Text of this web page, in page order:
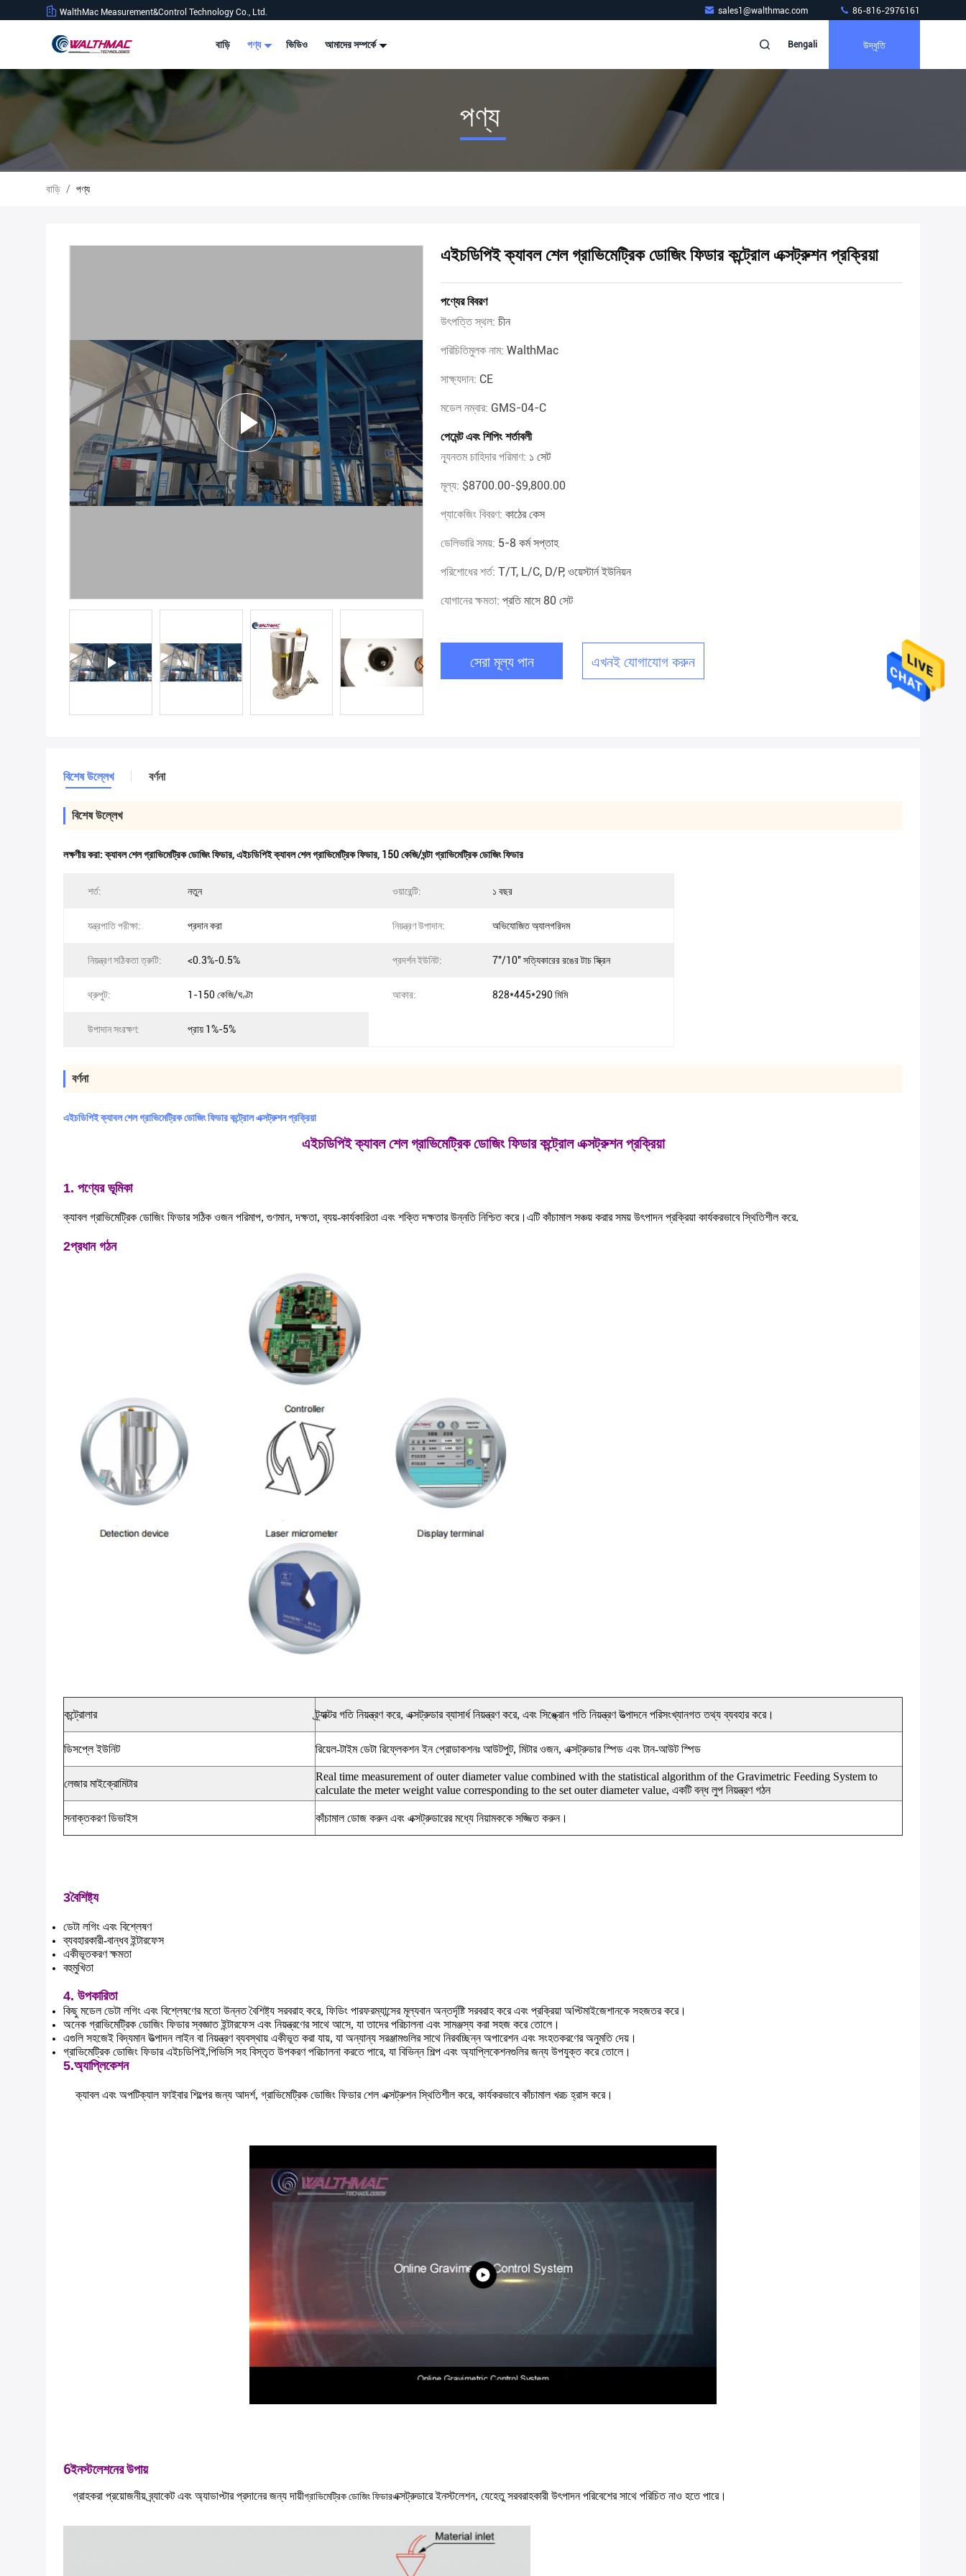
WalthMac Measurement&Control Technology Co., Ltd. sales1@walthmac.com 86-816-2976161
বাড়ি পণ্য ভিডিও আমাদের সম্পর্কে Bengali উদ্ধৃতি
পণ্য
বাড়ি / পণ্য
এইচডিপিই ক্যাবল শেল গ্রাভিমেট্রিক ডোজিং ফিডার কন্ট্রোল এক্সট্রুশন প্রক্রিয়া
পণ্যের বিবরণ
উৎপত্তি স্থল: চীন
পরিচিতিমুলক নাম: WalthMac
সাক্ষ্যদান: CE
মডেল নম্বার: GMS-04-C
পেমেন্ট এবং শিপিং শর্তাবলী
ন্যূনতম চাহিদার পরিমাণ: ১ সেট
মূল্য: $8700.00-$9,800.00
প্যাকেজিং বিবরণ: কাঠের কেস
ডেলিভারি সময়: 5-8 কর্ম সপ্তাহ
পরিশোধের শর্ত: T/T, L/C, D/P, ওয়েস্টার্ন ইউনিয়ন
যোগানের ক্ষমতা: প্রতি মাসে 80 সেট
সেরা মূল্য পান এখনই যোগাযোগ করুন
বিশেষ উল্লেখ বর্ণনা
বিশেষ উল্লেখ
লক্ষণীয় করা:ক্যাবল শেল গ্রাভিমেট্রিক ডোজিং ফিডার,এইচডিপিই ক্যাবল শেল গ্রাভিমেট্রিক ফিডার, 150 কেজি/ঘন্টা গ্রাভিমেট্রিক ডোজিং ফিডার
শর্ত: নতুন ওয়ারেন্টি: ১ বছর
যন্ত্রপাতি পরীক্ষা: প্রদান করা নিয়ন্ত্রণ উপাদান: অভিযোজিত অ্যালগরিদম
নিয়ন্ত্রণ সঠিকতা ত্রুটি: <0.3%-0.5% প্রদর্শন ইউনিট: 7''/10'' সত্যিকারের রঙের টাচ স্ক্রিন
থ্রুপুট: 1-150 কেজি/ঘণ্টা আকার: 828*445*290 মিমি
উপাদান সংরক্ষণ: প্রায় 1%-5%
বর্ণনা
এইচডিপিই ক্যাবল শেল গ্রাভিমেট্রিক ডোজিং ফিডার কন্ট্রোল এক্সট্রুশন প্রক্রিয়া
এইচডিপিই ক্যাবল শেল গ্রাভিমেট্রিক ডোজিং ফিডার কন্ট্রোল এক্সট্রুশন প্রক্রিয়া
1. পণ্যের ভূমিকা
ক্যাবল গ্রাভিমেট্রিক ডোজিং ফিডার সঠিক ওজন পরিমাপ, গুণমান, দক্ষতা, ব্যয়-কার্যকারিতা এবং শক্তি দক্ষতার উন্নতি নিশ্চিত করে।এটি কাঁচামাল সঞ্চয় করার সময় উৎপাদন প্রক্রিয়া কার্যকরভাবে স্থিতিশীল করে.
2প্রধান গঠন
কন্ট্রোলার ট্র্যাক্টর গতি নিয়ন্ত্রণ করে, এক্সট্রুডার ব্যাসার্ধ নিয়ন্ত্রণ করে, এবং সিঙ্ক্রোন গতি নিয়ন্ত্রণ উত্পাদনে পরিসংখ্যানগত তথ্য ব্যবহার করে।
ডিসপ্লে ইউনিট রিয়েল-টাইম ডেটা রিফ্লেকশন ইন প্রোডাকশনঃ আউটপুট, মিটার ওজন, এক্সট্রুডার স্পিড এবং টান-আউট স্পিড
লেজার মাইক্রোমিটার
Real time measurement of outer diameter value combined with the statistical algorithm of the Gravimetric Feeding System to
calculate the meter weight value corresponding to the set outer diameter value, একটি বন্ধ লুপ নিয়ন্ত্রণ গঠন
সনাক্তকরণ ডিভাইস কাঁচামাল ডোজ করুন এবং এক্সট্রুডারের মধ্যে নিয়ামককে সজ্জিত করুন।
3বৈশিষ্ট্য
ডেটা লগিং এবং বিশ্লেষণ
ব্যবহারকারী-বান্ধব ইন্টারফেস
একীভূতকরণ ক্ষমতা
বহুমুখিতা
4. উপকারিতা
কিছু মডেল ডেটা লগিং এবং বিশ্লেষণের মতো উন্নত বৈশিষ্ট্য সরবরাহ করে, ফিডিং পারফরম্যান্সের মূল্যবান অন্তর্দৃষ্টি সরবরাহ করে এবং প্রক্রিয়া অপ্টিমাইজেশানকে সহজতর করে।
অনেক গ্রাভিমেট্রিক ডোজিং ফিডার স্বজ্ঞাত ইন্টারফেস এবং নিয়ন্ত্রণের সাথে আসে, যা তাদের পরিচালনা এবং সামঞ্জস্য করা সহজ করে তোলে।
এগুলি সহজেই বিদ্যমান উত্পাদন লাইন বা নিয়ন্ত্রণ ব্যবস্থায় একীভূত করা যায়, যা অন্যান্য সরঞ্জামগুলির সাথে নিরবচ্ছিন্ন অপারেশন এবং সংহতকরণের অনুমতি দেয়।
গ্রাভিমেট্রিক ডোজিং ফিডার এইচডিপিই,পিভিসি সহ বিস্তৃত উপকরণ পরিচালনা করতে পারে, যা বিভিন্ন শিল্প এবং অ্যাপ্লিকেশনগুলির জন্য উপযুক্ত করে তোলে।
5.অ্যাপ্লিকেশন
ক্যাবল এবং অপটিক্যাল ফাইবার শিল্পের জন্য আদর্শ, গ্রাভিমেট্রিক ডোজিং ফিডার শেল এক্সট্রুশন স্থিতিশীল করে, কার্যকরভাবে কাঁচামাল খরচ হ্রাস করে।
6ইনস্টলেশনের উপায়
গ্রাহকরা প্রয়োজনীয় ব্র্যাকেট এবং অ্যাডাপ্টার প্রদানের জন্য দায়ীগ্রাভিমেট্রিক ডোজিং ফিডারএক্সট্রুডারে ইনস্টলেশন, যেহেতু সরবরাহকারী উৎপাদন পরিবেশের সাথে পরিচিত নাও হতে পারে।